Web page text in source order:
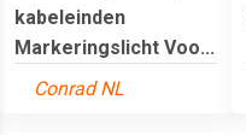
kabeleinden
Markeringslicht Voo...
Conrad NL